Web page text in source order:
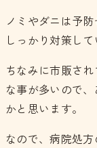
ノミやダニは予
しっかり対策し
ちなみに市販さ
な事が多いので
かと思います。
なので、病院処